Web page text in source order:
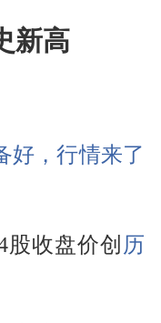
新高
好，行情来了
股收盘价创 历